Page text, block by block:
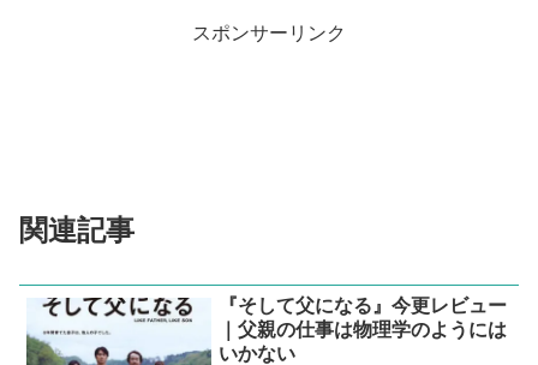
スポンサーリンク
関連記事
『そして父になる』今更レビュー
｜父親の仕事は物理学のようには
いかない